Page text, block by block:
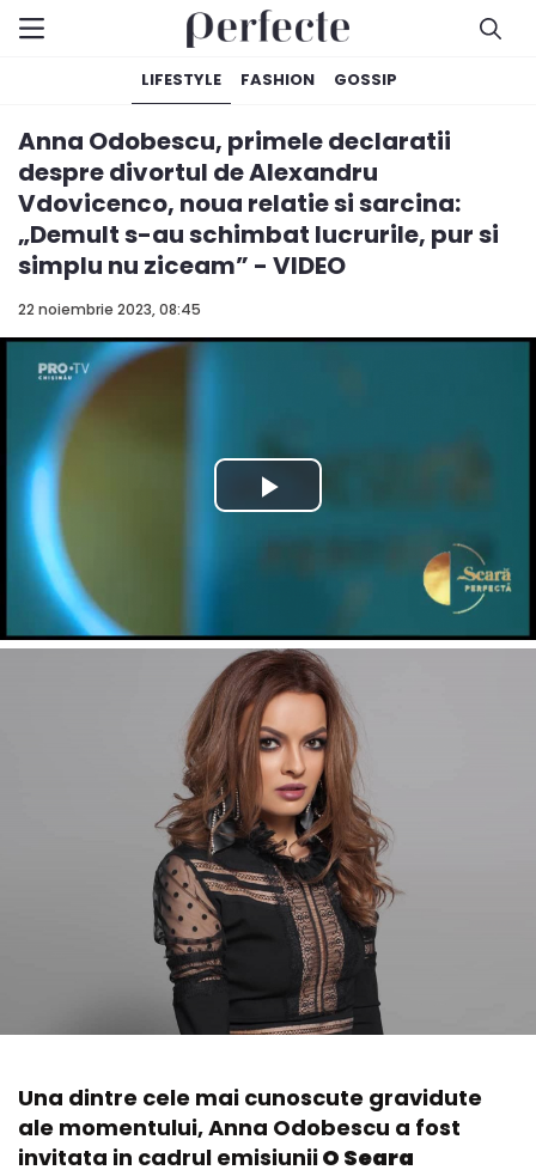
LIFESTYLE FASHION GOSSIP
22 noiembrie 2023, 08:45
Anna Odobescu, primele declaratii
despre divortul de Alexandru
Vdovicenco, noua relatie si sarcina:
„Demult s-au schimbat lucrurile, pur si
simplu nu ziceam” - VIDEO
Una dintre cele mai cunoscute gravidute
ale momentului, Anna Odobescu a fost
invitata in cadrul emisiuniiO Seara